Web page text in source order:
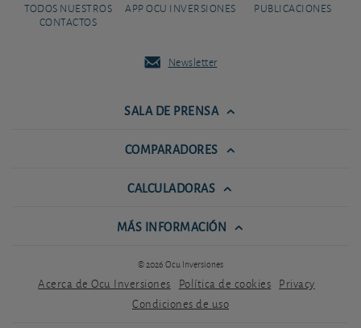
TODOS NUESTROS
CONTACTOS
APP OCU INVERSIONES PUBLICACIONES
Newsletter
SALA DE PRENSA
COMPARADORES
CALCULADORAS
MÁS INFORMACIÓN
© 2026 Ocu Inversiones
Acerca de Ocu Inversiones Política de cookies Privacy
Condiciones de uso